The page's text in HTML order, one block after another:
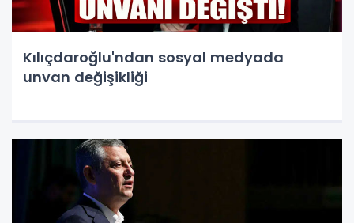
Kılıçdaroğlu'ndan sosyal medyada
unvan değişikliği